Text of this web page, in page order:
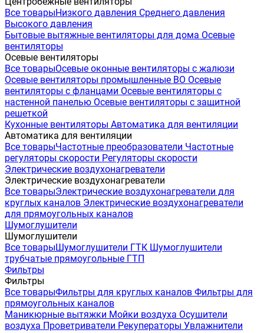
Все товарыНизкого давления Среднего давления
Высокого давления
Бытовые вытяжные вентиляторы для дома Осевые
вентиляторы
Осевые вентиляторы
Все товарыОсевые оконные вентиляторы с жалюзи
Осевые вентиляторы промышленные ВО Осевые
вентиляторы с фланцами Осевые вентиляторы с
настенной панелью Осевые вентиляторы с защитной
решеткой
Кухонные вентиляторы Автоматика для вентиляции
Автоматика для вентиляции
Все товарыЧастотные преобразователи Частотные
регуляторы скорости Регуляторы скорости
Электрические воздухонагреватели
Электрические воздухонагреватели
Все товарыЭлектрические воздухонагреватели для
круглых каналов Электрические воздухонагреватели
для прямоугольных каналов
Шумоглушители
Шумоглушители
Все товарыШумоглушители ГТК Шумоглушители
трубчатые прямоугольные ГТП
Фильтры
Фильтры
Все товарыФильтры для круглых каналов Фильтры для
прямоугольных каналов
Маникюрные вытяжки Мойки воздуха Осушители
воздуха Проветриватели Рекуператоры Увлажнители